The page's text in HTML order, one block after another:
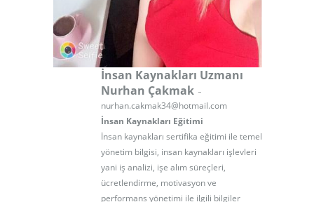
İnsan Kaynakları Uzmanı
Nurhan Çakmak -
nurhan.cakmak34@hotmail.com
İnsan Kaynakları Eğitimi
İnsan kaynakları sertifika eğitimi ile temel
yönetim bilgisi, insan kaynakları işlevleri
yani iş analizi, işe alım süreçleri,
ücretlendirme, motivasyon ve
performans yönetimi ile ilgili bilgiler